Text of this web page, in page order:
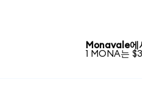
Monavale에
1 MONA는